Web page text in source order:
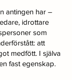
antingen har –
idrottare
som
att
medfött. I själva
fast egenskap.